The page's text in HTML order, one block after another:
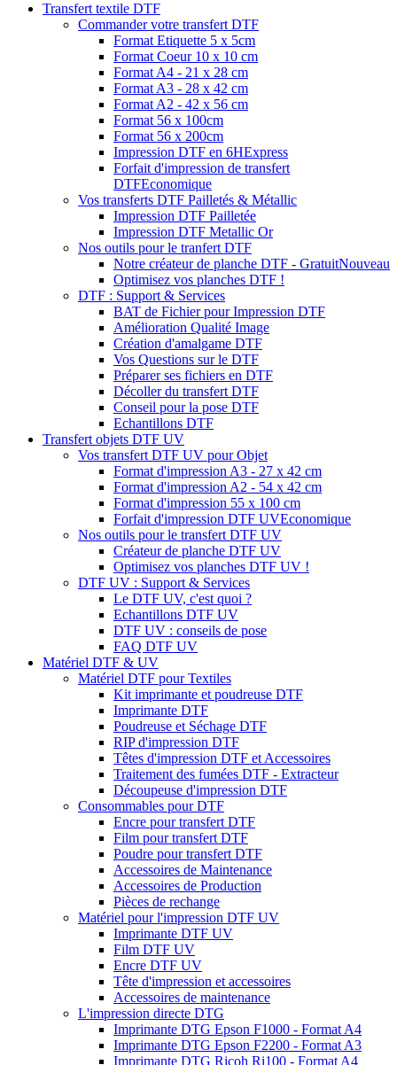
Transfert textile DTF
Commander votre transfert DTF
Format Etiquette 5 x 5cm
Format Coeur 10 x 10 cm
Format A4 - 21 x 28 cm
Format A3 - 28 x 42 cm
Format A2 - 42 x 56 cm
Format 56 x 100cm
Format 56 x 200cm
Impression DTF en 6HExpress
Forfait d'impression de transfert
DTFEconomique
Vos transferts DTF Pailletés & Métallic
Impression DTF Pailletée
Impression DTF Metallic Or
Nos outils pour le tranfert DTF
Notre créateur de planche DTF - GratuitNouveau
Optimisez vos planches DTF !
DTF : Support & Services
BAT de Fichier pour Impression DTF
Amélioration Qualité Image
Création d'amalgame DTF
Vos Questions sur le DTF
Préparer ses fichiers en DTF
Décoller du transfert DTF
Conseil pour la pose DTF
Echantillons DTF
Transfert objets DTF UV
Vos transfert DTF UV pour Objet
Format d'impression A3 - 27 x 42 cm
Format d'impression A2 - 54 x 42 cm
Format d'impression 55 x 100 cm
Forfait d'impression DTF UVEconomique
Nos outils pour le transfert DTF UV
Créateur de planche DTF UV
Optimisez vos planches DTF UV !
DTF UV : Support & Services
Le DTF UV, c'est quoi ?
Echantillons DTF UV
DTF UV : conseils de pose
FAQ DTF UV
Matériel DTF & UV
Matériel DTF pour Textiles
Kit imprimante et poudreuse DTF
Imprimante DTF
Poudreuse et Séchage DTF
RIP d'impression DTF
Têtes d'impression DTF et Accessoires
Traitement des fumées DTF - Extracteur
Découpeuse d'impression DTF
Consommables pour DTF
Encre pour transfert DTF
Film pour transfert DTF
Poudre pour transfert DTF
Accessoires de Maintenance
Accessoires de Production
Pièces de rechange
Matériel pour l'impression DTF UV
Imprimante DTF UV
Film DTF UV
Encre DTF UV
Tête d'impression et accessoires
Accessoires de maintenance
L'impression directe DTG
Imprimante DTG Epson F1000 - Format A4
Imprimante DTG Epson F2200 - Format A3
Imprimante DTG Ricoh Ri100 - Format A4